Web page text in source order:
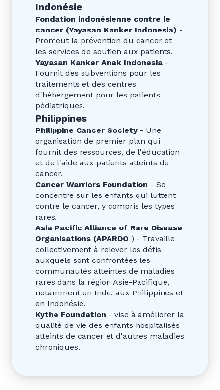
Indonésie
Fondation indonésienne contre le
cancer (Yayasan Kanker Indonesia) -
Promeut la prévention du cancer et
les services de soutien aux patients.
Yayasan Kanker Anak Indonesia -
Fournit des subventions pour les
traitements et des centres
d'hébergement pour les patients
pédiatriques.
Philippines
Philippine Cancer Society - Une
organisation de premier plan qui
fournit des ressources, de l'éducation
et de l'aide aux patients atteints de
cancer.
Cancer Warriors Foundation - Se
concentre sur les enfants qui luttent
contre le cancer, y compris les types
rares.
Asia Pacific Alliance of Rare Disease
Organisations (APARDO ) - Travaille
collectivement à relever les défis
auxquels sont confrontées les
communautés atteintes de maladies
rares dans la région Asie-Pacifique,
notamment en Inde, aux Philippines et
en Indonésie.
Kythe Foundation - vise à améliorer la
qualité de vie des enfants hospitalisés
atteints de cancer et d'autres maladies
chroniques.